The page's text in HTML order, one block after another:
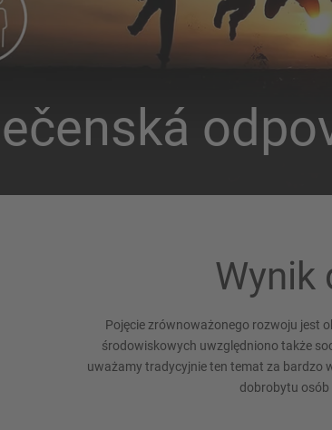
Wynik
Pojęcie zrównoważonego rozwoju jest
środowiskowych uwzględniono także
uważamy tradycyjnie ten temat za bardzo
dobrobytu osób